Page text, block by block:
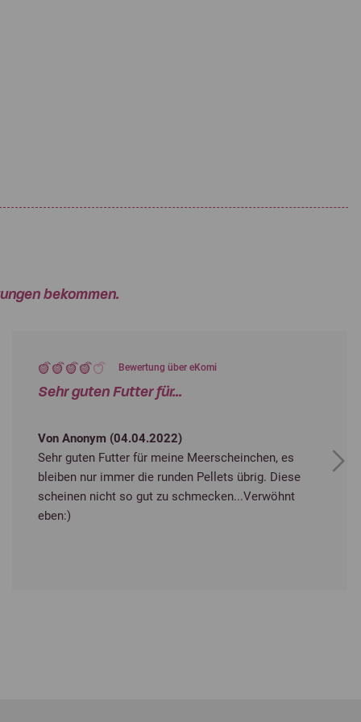
bekommen.
Bewertung über eKomi
Sehr guten Futter für...
Von Anonym (04.04.2022)
Sehr guten Futter für meine Meerscheinchen, es
bleiben nur immer die runden Pellets übrig. Diese
scheinen nicht so gut zu schmecken...Verwöhnt
eben:)
Next